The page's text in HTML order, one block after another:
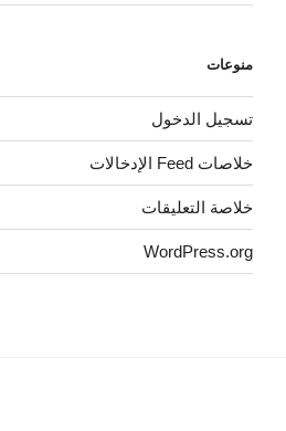
منوعات
تسجيل الدخول
خلاصات Feed الإدخالات
خلاصة التعليقات
WordPress.org